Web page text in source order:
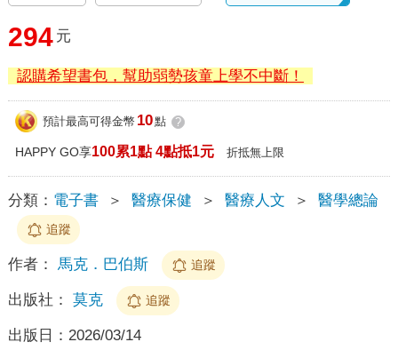
294 元
認購希望書包，幫助弱勢孩童上學不中斷！
預計最高可得金幣 10點 ?
HAPPY GO享100累1點 4點抵1元 折抵無上限
分類： 電子書 ＞ 醫療保健 ＞ 醫療人文 ＞ 醫學總論
追蹤
作者： 馬克．巴伯斯 追蹤
出版社： 莫克 追蹤
出版日： 2026/03/14